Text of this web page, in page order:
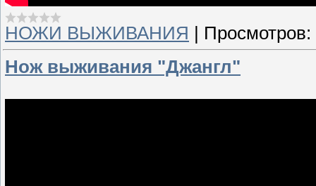
НОЖИ ВЫЖИВАНИЯ
Просмотров:
Нож выживания "Джангл"